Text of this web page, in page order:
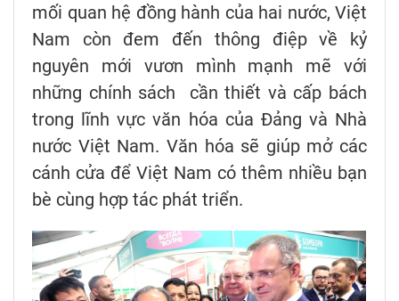
mối quan hệ đồng hành của hai nước, Việt
Nam còn đem đến thông điệp về kỷ
nguyên mới vươn mình mạnh mẽ với
những chính sách cần thiết và cấp bách
trong lĩnh vực văn hóa của Đảng và Nhà
nước Việt Nam. Văn hóa sẽ giúp mở các
cánh cửa để Việt Nam có thêm nhiều bạn
bè cùng hợp tác phát triển.